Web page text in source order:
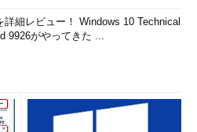
詳細レビュー！ Windows 10 Technical
9926がやってきた ...